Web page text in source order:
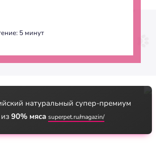
5 минут
натуральный супер-премиум
90% мяса superpet.ru/magazin/